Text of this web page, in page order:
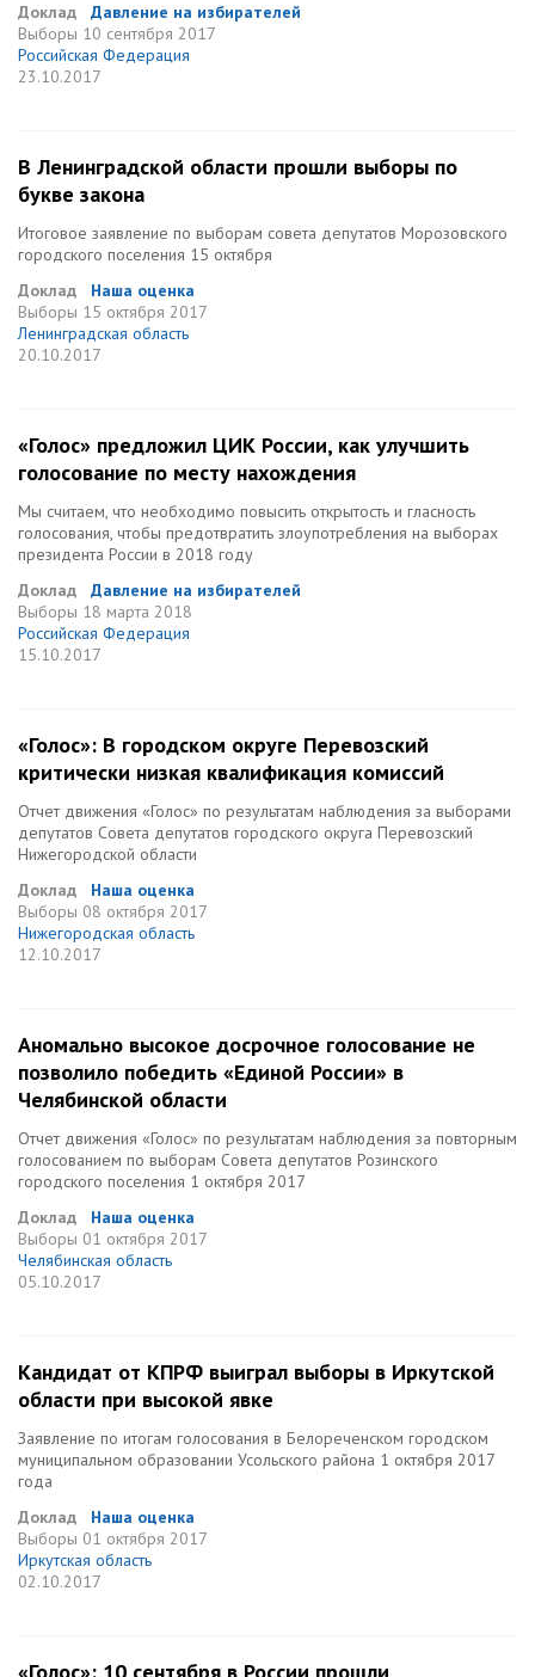
Доклад
Давление на избирателей
Выборы 10 сентября 2017
Российская Федерация
23.10.2017
В Ленинградской области прошли выборы по
букве закона
Итоговое заявление по выборам совета депутатов Морозовского
городского поселения 15 октября
Доклад
Наша оценка
Выборы 15 октября 2017
Ленинградская область
20.10.2017
«Голос» предложил ЦИК России, как улучшить
голосование по месту нахождения
Мы считаем, что необходимо повысить открытость и гласность
голосования, чтобы предотвратить злоупотребления на выборах
президента России в 2018 году
Доклад
Давление на избирателей
Выборы 18 марта 2018
Российская Федерация
15.10.2017
«Голос»: В городском округе Перевозский
критически низкая квалификация комиссий
Отчет движения «Голос» по результатам наблюдения за выборами
депутатов Совета депутатов городского округа Перевозский
Нижегородской области
Доклад
Наша оценка
Выборы 08 октября 2017
Нижегородская область
12.10.2017
Аномально высокое досрочное голосование не
позволило победить «Единой России» в
Челябинской области
Отчет движения «Голос» по результатам наблюдения за повторным
голосованием по выборам Совета депутатов Розинского
городского поселения 1 октября 2017
Доклад
Наша оценка
Выборы 01 октября 2017
Челябинская область
05.10.2017
Кандидат от КПРФ выиграл выборы в Иркутской
области при высокой явке
Заявление по итогам голосования в Белореченском городском
муниципальном образовании Усольского района 1 октября 2017
года
Доклад
Наша оценка
Выборы 01 октября 2017
Иркутская область
02.10.2017